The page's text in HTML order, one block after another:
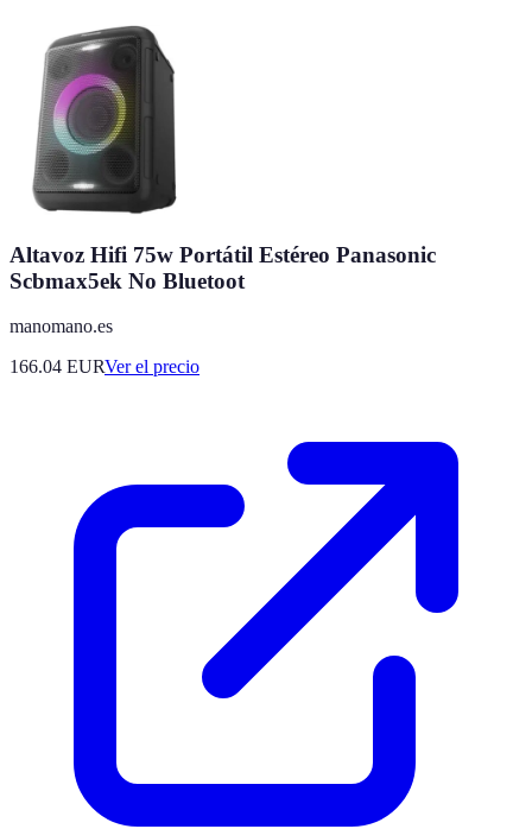
Altavoz Hifi 75w Portátil Estéreo Panasonic
Scbmax5ek No Bluetoot
manomano.es
166.04 EURVer el precio